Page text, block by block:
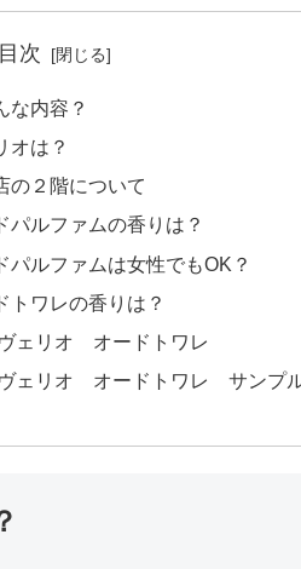
目次
な内容？
オは？
の２階について
ルファムの香りは？
ルファムは女性でもOK？
ワレの香りは？
ヴェリオ オードトワレ
ヴェリオ オードトワレ サンプ